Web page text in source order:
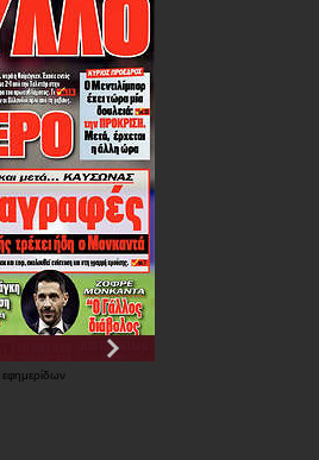
εφημερίδων